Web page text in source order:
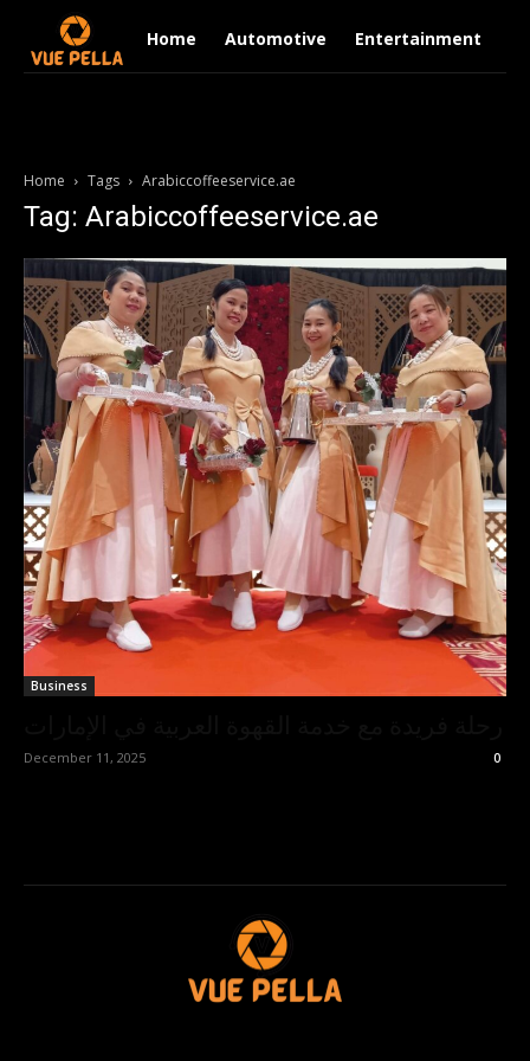
Home Automotive Entertainment
Home Tags Arabiccoffeeservice.ae
Tag: Arabiccoffeeservice.ae
Business
December 11, 2025 0